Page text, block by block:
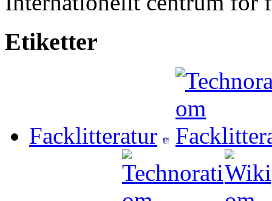
Etiketter
Facklitteratur